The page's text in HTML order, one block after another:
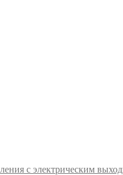
с электрическим